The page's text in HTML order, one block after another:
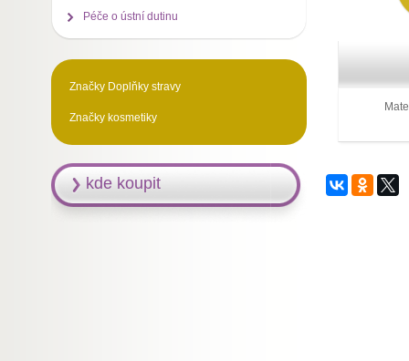
Péče o ústní dutinu
Značky Doplňky stravy
Značky kosmetiky
kde koupit